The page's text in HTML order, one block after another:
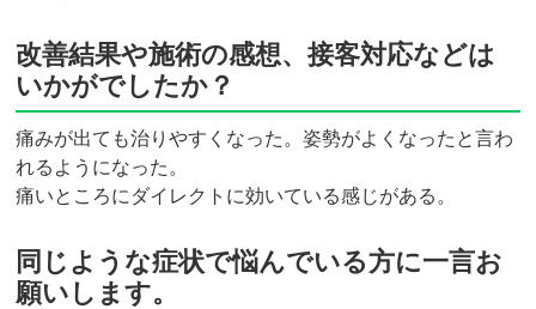
改善結果や施術の感想、接客対応などは
いかがでしたか？
痛みが出ても治りやすくなった。姿勢がよくなったと言わ
れるようになった。
痛いところにダイレクトに効いている感じがある。
同じような症状で悩んでいる方に一言お
願いします。